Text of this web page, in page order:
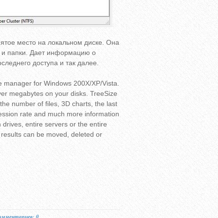
место на локальном диске. Она
папки. Дает информацию о
доступа и так далее.
for Windows 200X/XP/Vista.
megabytes on your disks. TreeSize
number of files, 3D charts, the last
rate and much more information
entire servers or the entire
can be moved, deleted or